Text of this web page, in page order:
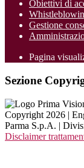
Obiettivi di
Gestione
Pagina
Sezione
Copyright 2026 |
Parma S.p.A. |
Disclaimer